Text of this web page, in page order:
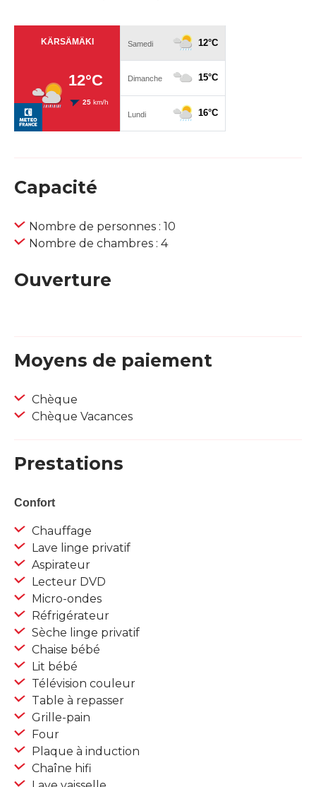
Capacité
Nombre de personnes : 10
Nombre de chambres : 4
Ouverture
Moyens de paiement
Chèque
Chèque Vacances
Prestations
Confort
Chauffage
Lave linge privatif
Aspirateur
Lecteur DVD
Micro-ondes
Réfrigérateur
Sèche linge privatif
Chaise bébé
Lit bébé
Télévision couleur
Table à repasser
Grille-pain
Four
Plaque à induction
Chaîne hifi